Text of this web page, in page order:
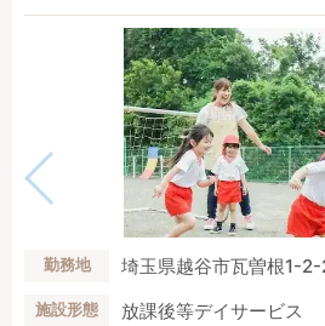
勤務地 埼玉県越谷市瓦曽根1-
施設形態 放課後等デイサービス